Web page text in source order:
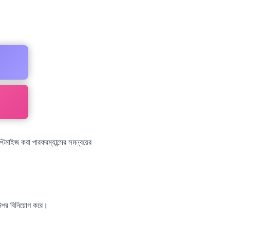
করা পারফরম্যান্সের সমন্বয়ের
বিনিয়োগ করে।